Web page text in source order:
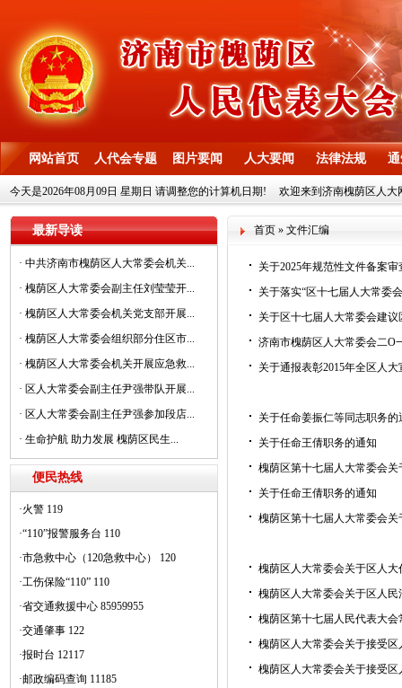
网站首页 人代会专题 图片要闻 人大要闻 法律法规
今天是2026年08月09日 星期日 请调整您的计算机日期! 欢迎来到济南槐荫区人大
最新导读
· 中共济南市槐荫区人大常委会机关...
· 槐荫区人大常委会副主任刘莹莹开...
· 槐荫区人大常委会机关党支部开展...
· 槐荫区人大常委会组织部分住区市...
· 槐荫区人大常委会机关开展应急救...
· 区人大常委会副主任尹强带队开展...
· 区人大常委会副主任尹强参加段店...
· 生命护航 助力发展 槐荫区民生...
便民热线
·火警 119
·“110”报警服务台 110
·市急救中心（120急救中心） 120
·工伤保险“110” 110
·省交通救援中心 85959955
·交通肇事 122
·报时台 12117
·邮政编码查询 11185
首页» 文件汇编
关于2025年规范性文件备案
关于落实“区十七届人大常委
关于区十七届人大常委会建
济南市槐荫区人大常委会二O
关于通报表彰2015年全区人
关于任命姜振仁等同志职务的
关于任命王倩职务的通知
槐荫区第十七届人大常委会
关于任命王倩职务的通知
槐荫区第十七届人大常委会
槐荫区人大常委会关于区人
槐荫区人大常委会关于区人
槐荫区第十七届人民代表大
槐荫区人大常委会关于接受
槐荫区人大常委会关于接受